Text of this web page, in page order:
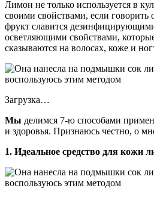
Лимон не только используется в
своими свойствами, если говорить
фрукт славится
осветляющими свойствами,
сказываются на волосах, коже и
Загрузка…
Мы делимся 7-ю способами
и здоровья. Признаюсь честно, о
1. Идеальное средство для кожи